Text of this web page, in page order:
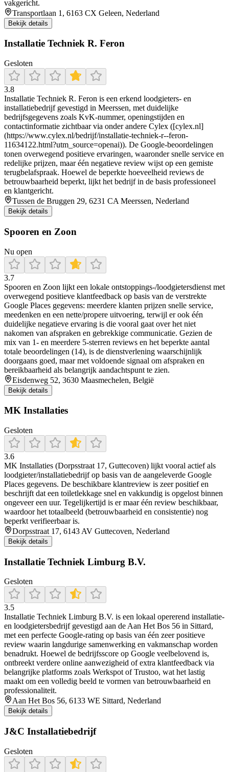
vakgericht.
Transportlaan 1, 6163 CX Geleen, Nederland
Bekijk details
Installatie Techniek R. Feron
Gesloten
3.8
Installatie Techniek R. Feron is een erkend loodgieters- en
installatiebedrijf gevestigd in Meerssen, met duidelijke
bedrijfsgegevens zoals KvK‑nummer, openingstijden en
contactinformatie zichtbaar via onder andere Cylex ([cylex.nl]
(https://www.cylex.nl/bedrijf/installatie-techniek-r--feron-
11634122.html?utm_source=openai)). De Google‑beoordelingen
tonen overwegend positieve ervaringen, waaronder snelle service en
redelijke prijzen, maar één negatieve review wijst op een gemiste
terugbelafspraak. Hoewel de beperkte hoeveelheid reviews de
betrouwbaarheid beperkt, lijkt het bedrijf in de basis professioneel
en klantgericht.
Tussen de Bruggen 29, 6231 CA Meerssen, Nederland
Bekijk details
Spooren en Zoon
Nu open
3.7
Spooren en Zoon lijkt een lokale ontstoppings-/loodgietersdienst met
overwegend positieve klantfeedback op basis van de verstrekte
Google Places gegevens: meerdere klanten prijzen snelle service,
meedenken en een nette/propere uitvoering, terwijl er ook één
duidelijke negatieve ervaring is die vooral gaat over het niet
nakomen van afspraken en gebrekkige communicatie. Gezien de
mix van 1- en meerdere 5-sterren reviews en het beperkte aantal
totale beoordelingen (14), is de dienstverlening waarschijnlijk
doorgaans goed, maar met voldoende signaal om afspraken en
bereikbaarheid als belangrijk aandachtspunt te zien.
Eisdenweg 52, 3630 Maasmechelen, België
Bekijk details
MK Installaties
Gesloten
3.6
MK Installaties (Dorpsstraat 17, Guttecoven) lijkt vooral actief als
loodgieter/installatiebedrijf op basis van de aangeleverde Google
Places gegevens. De beschikbare klantreview is zeer positief en
beschrijft dat een toiletlekkage snel en vakkundig is opgelost binnen
ongeveer een uur. Tegelijkertijd is er maar één review beschikbaar,
waardoor het totaalbeeld (betrouwbaarheid en consistentie) nog
beperkt verifieerbaar is.
Dorpsstraat 17, 6143 AV Guttecoven, Nederland
Bekijk details
Installatie Techniek Limburg B.V.
Gesloten
3.5
Installatie Techniek Limburg B.V. is een lokaal opererend installatie-
en loodgietersbedrijf gevestigd aan de Aan Het Bos 56 in Sittard,
met een perfecte Google-rating op basis van één zeer positieve
review waarin langdurige samenwerking en vakmanschap worden
benadrukt. Hoewel de bedrijfsscore op Google veelbelovend is,
ontbreekt verdere online aanwezigheid of extra klantfeedback via
belangrijke platforms zoals Werkspot of Trustoo, wat het lastig
maakt om een volledig beeld te vormen van betrouwbaarheid en
professionaliteit.
Aan Het Bos 56, 6133 WE Sittard, Nederland
Bekijk details
J&C Installatiebedrijf
Gesloten